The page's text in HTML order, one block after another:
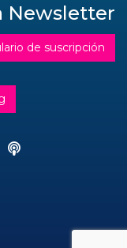
Newsletter
de suscripción